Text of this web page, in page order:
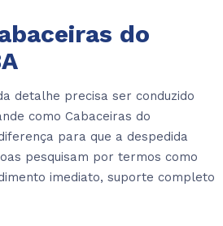
do
detalhe precisa ser conduzido
como Cabaceiras do
para que a despedida
pesquisam por termos como
imediato, suporte completo